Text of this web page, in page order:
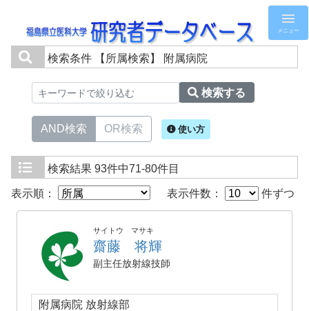
メニュー
検索条件 【所属検索】 附属病院
検索する
AND検索 OR検索 使い方
検索結果 93件中71-80件目
表示順： 表示件数： 件ずつ
サイトウ マサキ
齋藤 将輝
副主任放射線技師
附属病院 放射線部